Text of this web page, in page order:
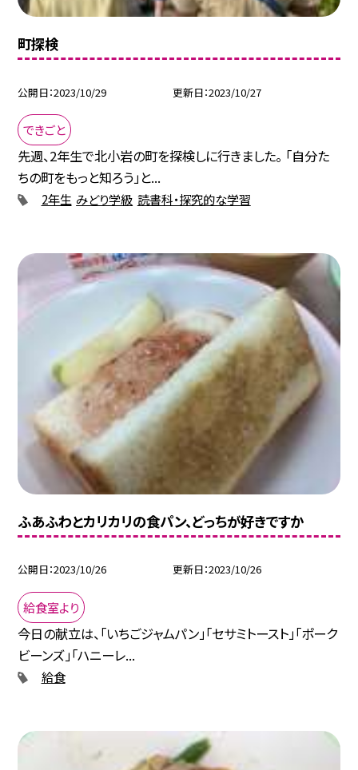
町探検
公開日 2023/10/29 更新日 2023/10/27
できごと
先週、2年生で北小岩の町を探検しに行きました。 「自分た
ちの町をもっと知ろう」と...
2年生 みどり学級 読書科・探究的な学習
ふあふわとカリカリの食パン、どっちが好きですか
公開日 2023/10/26 更新日 2023/10/26
給食室より
今日の献立は、「いちごジャムパン」「セサミトースト」「ポーク
ビーンズ」「ハニーレ...
給食